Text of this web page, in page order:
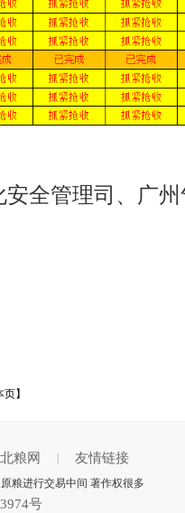
全管理司、广
页】
粮网 | 友情链接
粮进行交易中间 著作权很多
号